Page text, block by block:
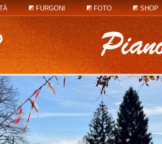
FURGONI FOTO SHOP